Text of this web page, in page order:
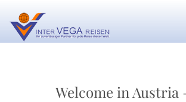
Welcome in Austria